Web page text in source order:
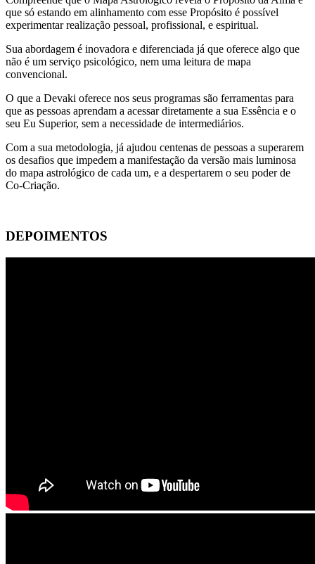
que só estando em alinhamento com esse Propósito é possível
experimentar realização pessoal, profissional, e espiritual.
Sua abordagem é inovadora e diferenciada já que oferece algo que
não é um serviço psicológico, nem uma leitura de mapa
convencional.
O que a Devaki oferece nos seus programas são ferramentas para
que as pessoas aprendam a acessar diretamente a sua Essência e o
seu Eu Superior, sem a necessidade de intermediários.
Com a sua metodologia, já ajudou centenas de pessoas a superarem
os desafios que impedem a manifestação da versão mais luminosa
do mapa astrológico de cada um, e a despertarem o seu poder de
Co-Criação.
DEPOIMENTOS